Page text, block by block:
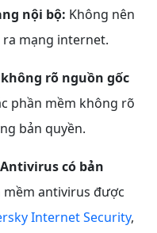
nội bộ: Không nên
mạng internet.
rõ nguồn gốc
phần mềm không rõ
bản quyền.
có bản
mềm antivirus được
Internet Security,